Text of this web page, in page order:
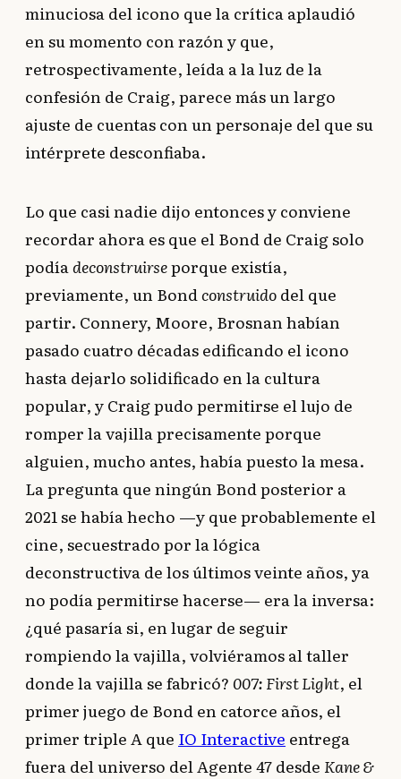
minuciosa del icono que la crítica aplaudió
en su momento con razón y que,
retrospectivamente, leída a la luz de la
confesión de Craig, parece más un largo
ajuste de cuentas con un personaje del que su
intérprete desconfiaba.
Lo que casi nadie dijo entonces y conviene
recordar ahora es que el Bond de Craig solo
podía deconstruirseporque existía,
previamente, un Bond construidodel que
partir. Connery, Moore, Brosnan habían
pasado cuatro décadas edificando el icono
hasta dejarlo solidificado en la cultura
popular, y Craig pudo permitirse el lujo de
romper la vajilla precisamente porque
alguien, mucho antes, había puesto la mesa.
La pregunta que ningún Bond posterior a
2021 se había hecho —y que probablemente el
cine, secuestrado por la lógica
deconstructiva de los últimos veinte años, ya
no podía permitirse hacerse— era la inversa:
¿qué pasaría si, en lugar de seguir
rompiendo la vajilla, volviéramos al taller
donde la vajilla se fabricó?007: First Light, el
primer juego de Bond en catorce años, el
primer triple A que IO Interactive entrega
fuera del universo del Agente 47 desde Kane &